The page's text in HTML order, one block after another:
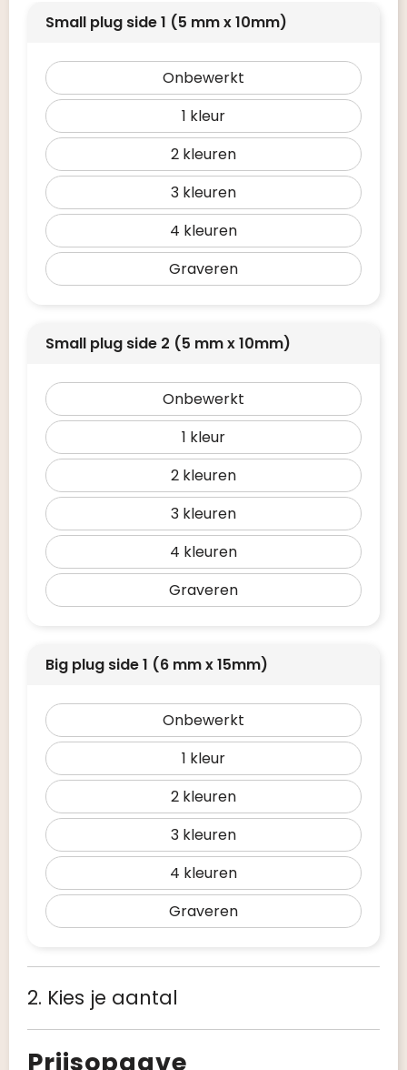
Small plug side 1 (5 mm x 10mm)
Onbewerkt
1
2
3
4
Graveren
Small plug side 2 (5 mm x 10mm)
Onbewerkt
1
2
3
4
Graveren
Big plug side 1 (6 mm x 15mm)
Onbewerkt
1
2
3
4
Graveren
2. Kies je aantal
Prijsopgave